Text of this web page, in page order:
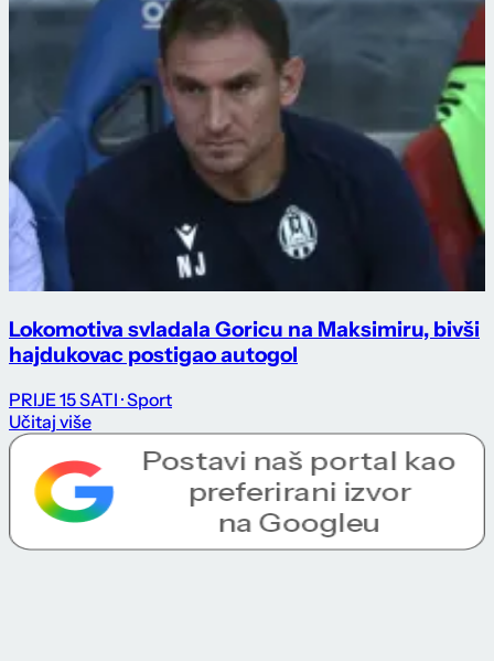
Lokomotiva svladala Goricu na Maksimiru, bivši
hajdukovac postigao autogol
PRIJE 15 SATI · Sport
Učitaj više